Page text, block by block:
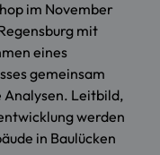
im November
mit
eines
gemeinsam
Analysen. Leitbild,
werden
in Baulücken